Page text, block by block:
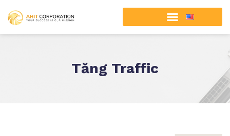
Tăng Traffic